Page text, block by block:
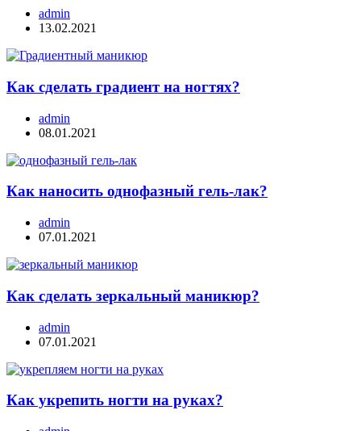
admin
13.02.2021
Как сделать градиент на ногтях?
admin
08.01.2021
Как наносить однофазный гель-лак?
admin
07.01.2021
Как сделать зеркальный маникюр?
admin
07.01.2021
Как укрепить ногти на руках?